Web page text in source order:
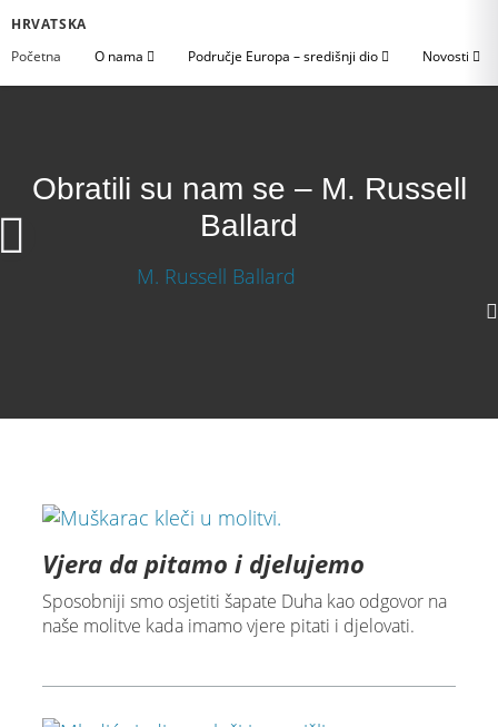
HRVATSKA
Početna
O nama Područje Europa – središnji dio Novosti
Obratili su nam se – M. Russell
Ballard
Vjera da pitamo i djelujemo
Sposobniji smo osjetiti šapate Duha kao odgovor na
naše molitve kada imamo vjere pitati i djelovati.